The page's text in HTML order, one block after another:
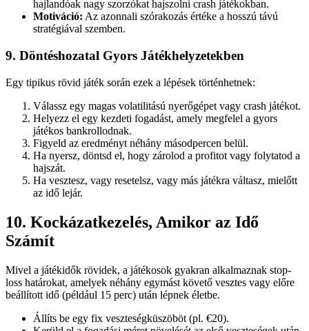
hajlandóak nagy szorzókat hajszolni crash játékokban.
Motiváció: Az azonnali szórakozás értéke a hosszú távú
stratégiával szemben.
9. Döntéshozatal Gyors Játékhelyzetekben
Egy tipikus rövid játék során ezek a lépések történhetnek:
Válassz egy magas volatilitású nyerőgépet vagy crash játékot.
Helyezz el egy kezdeti fogadást, amely megfelel a gyors
játékos bankrollodnak.
Figyeld az eredményt néhány másodpercen belül.
Ha nyersz, döntsd el, hogy zárolod a profitot vagy folytatod a
hajszát.
Ha vesztesz, vagy resetelsz, vagy más játékra váltasz, mielőtt
az idő lejár.
10. Kockázatkezelés, Amikor az Idő
Számít
Mivel a játékidők rövidek, a játékosok gyakran alkalmaznak stop-
loss határokat, amelyek néhány egymást követő vesztes vagy előre
beállított idő (például 15 perc) után lépnek életbe.
Állíts be egy fix veszteségküszöböt (pl. €20).